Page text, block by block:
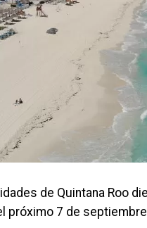
de Quintana Roo
próximo 7 de